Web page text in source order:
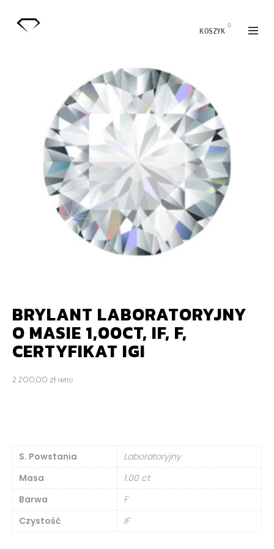
KOSZYK
0
BRYLANT LABORATORYJNY
O MASIE 1,00CT, IF, F,
CERTYFIKAT IGI
2 200,00 zł netto
S. Powstania
Laboratoryjny
Masa
1.00 ct
Barwa
F
Czystość
IF